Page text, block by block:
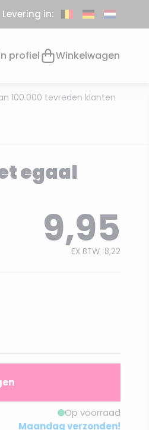
Levering in:
profiel Winkelwagen
100.000 tevreden klanten
egaal
9,95
EX BTW 8,22
Op voorraad
Maandag verzonden!